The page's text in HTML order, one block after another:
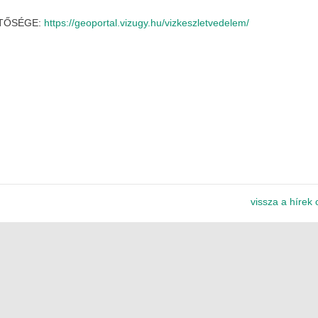
https://geoportal.vizugy.hu/vizkeszletvedelem/
vissza a hírek